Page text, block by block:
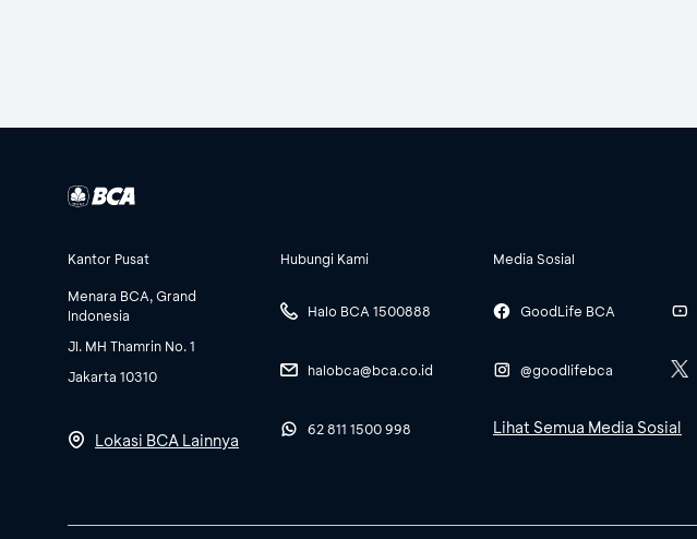
Kantor Pusat
Menara BCA, Grand
Indonesia
Jl. MH Thamrin No. 1
Jakarta 10310
Lokasi BCA Lainnya
Hubungi Kami
Halo BCA 1500888
halobca@bca.co.id
62 811 1500 998
Media Sosial
GoodLife BCA
@goodlifebca
Lihat Semua Media Sosial